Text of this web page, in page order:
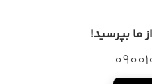
ما بپرسید!